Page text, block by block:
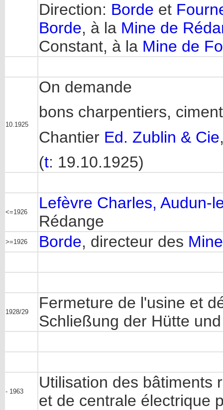
Direction: Borde et
Borde, à la Mine de
Constant, à la Mine de
10.1925
On demande
bons charpentiers,
Chantier Ed. Zublin & Cie
(t: 19.10.1925)
<=1926
Lefèvre Charles, Audun-
Rédange
>=1926 Borde, directeur des
1928/29
Fermeture de l'usine et
Schließung der Hütte
- 1963
Utilisation des bâtiments
et de centrale électrique